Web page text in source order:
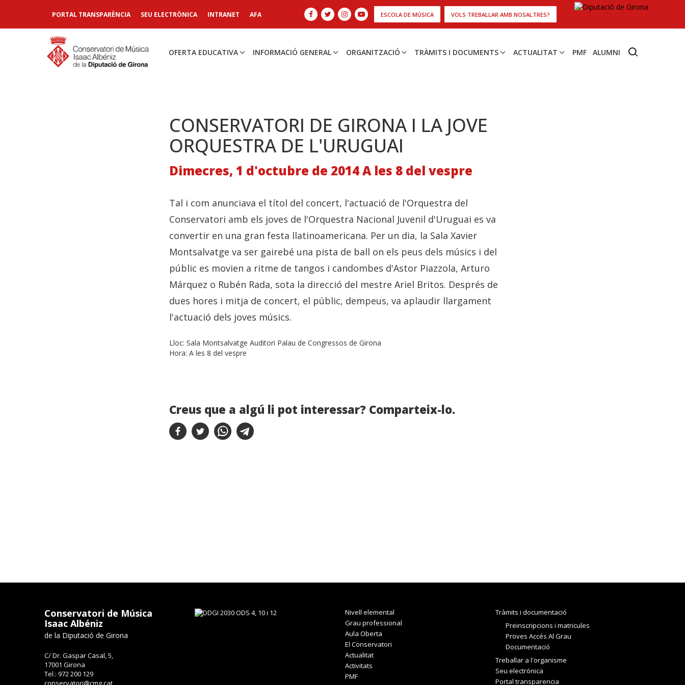
PORTAL TRANSPARÈNCIA SEU ELECTRÒNICA INTRANET AFA ESCOLA DE MÚSICA VOLS TREBALLAR AMB NOSALTRES?
OFERTA EDUCATIVA INFORMACIÓ GENERAL ORGANITZACIÓ TRÀMITS I DOCUMENTS ACTUALITAT PMF ALUMNI
CONSERVATORI DE GIRONA I LA JOVE
ORQUESTRA DE L'URUGUAI
Dimecres, 1 d'octubre de 2014 A les 8 del vespre
Tal i com anunciava el títol del concert, l'actuació de l'Orquestra del
Conservatori amb els joves de l'Orquestra Nacional Juvenil d'Uruguai es va
convertir en una gran festa llatinoamericana. Per un dia, la Sala Xavier
Montsalvatge va ser gairebé una pista de ball on els peus dels músics i del
públic es movien a ritme de tangos i candombes d'Astor Piazzola, Arturo
Márquez o Rubén Rada, sota la direcció del mestre Ariel Britos. Després de
dues hores i mitja de concert, el públic, dempeus, va aplaudir llargament
l'actuació dels joves músics.
Lloc: Sala Montsalvatge Auditori Palau de Congressos de Girona
Hora: A les 8 del vespre
Creus que a algú li pot interessar? Comparteix-lo.
Conservatori de Música
Isaac Albéniz
de la Diputació de Girona
C/ Dr. Gaspar Casal, 5,
17001 Girona
Tel.: 972 200 129
conservatori@cmg.cat
Nivell elemental
Grau professional
Aula Oberta
El Conservatori
Actualitat
Activitats
PMF
Tràmits i documentació
Preinscripcions i matricules
Proves Accés Al Grau
Documentació
Treballar a l'organisme
Seu electrònica
Portal transparencia